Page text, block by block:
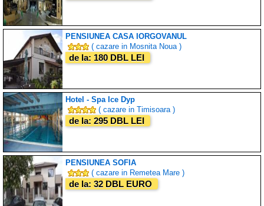
PENSIUNEA CASA IORGOVANUL
( cazare in Mosnita Noua )
de la: 180 DBL LEI
Hotel - Spa Ice Dyp
( cazare in Timisoara )
de la: 295 DBL LEI
PENSIUNEA SOFIA
( cazare in Remetea Mare )
de la: 32 DBL EURO